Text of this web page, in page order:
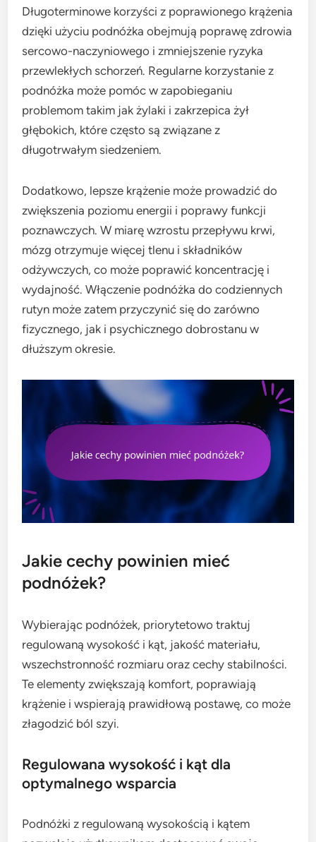
Długoterminowe korzyści z poprawionego krążenia
dzięki użyciu podnóżka obejmują poprawę zdrowia
sercowo-naczyniowego i zmniejszenie ryzyka
przewlekłych schorzeń. Regularne korzystanie z
podnóżka może pomóc w zapobieganiu
problemom takim jak żylaki i zakrzepica żył
głębokich, które często są związane z
długotrwałym siedzeniem.
Dodatkowo, lepsze krążenie może prowadzić do
zwiększenia poziomu energii i poprawy funkcji
poznawczych. W miarę wzrostu przepływu krwi,
mózg otrzymuje więcej tlenu i składników
odżywczych, co może poprawić koncentrację i
wydajność. Włączenie podnóżka do codziennych
rutyn może zatem przyczynić się do zarówno
fizycznego, jak i psychicznego dobrostanu w
dłuższym okresie.
Jakie cechy powinien mieć
podnóżek?
Wybierając podnóżek, priorytetowo traktuj
regulowaną wysokość i kąt, jakość materiału,
wszechstronność rozmiaru oraz cechy stabilności.
Te elementy zwiększają komfort, poprawiają
krążenie i wspierają prawidłową postawę, co może
złagodzić ból szyi.
Regulowana wysokość i kąt dla
optymalnego wsparcia
Podnóżki z regulowaną wysokością i kątem